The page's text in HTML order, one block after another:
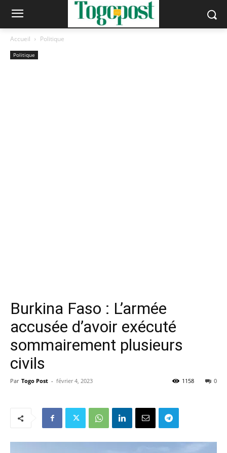
Accueil Politique
Politique
Burkina Faso : L’armée
accusée d’avoir exécuté
sommairement plusieurs
civils
Par Togo Post - février 4, 2023 0
1158